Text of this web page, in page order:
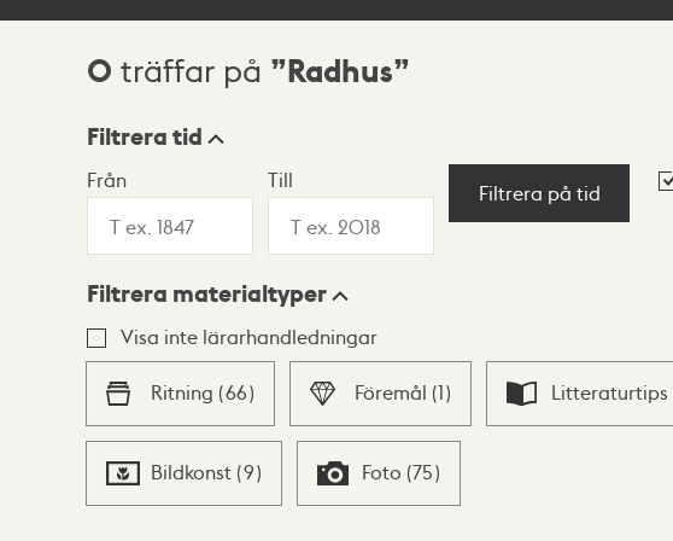
Sökresultat
0 träffar på Radhus
Visningsläge
Lista Karta
Filtrera tid
Från Till
Filtrera på tid
Filtrera materialtyper
Visa inte lärarhandledningar
Ritning (66) Föremål (1) Litteraturtips
Bildkonst (9) Foto (75)